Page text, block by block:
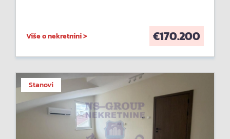
Više o nekretnini > €170.200
Stanovi